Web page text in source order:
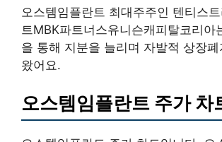
오스템임플란트 최대주주인 텐티스
트MBK파트너스유니슨캐피탈코리아
을 통해 지분을 늘리며 자발적 상장폐
왔어요.
오스템임플란트 주가 차